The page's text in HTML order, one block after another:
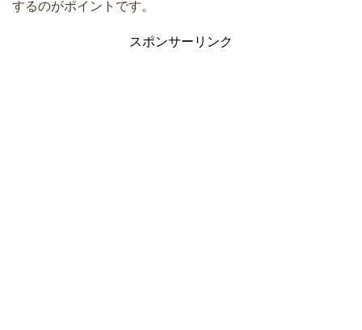
するのがポイントです。
スポンサーリンク